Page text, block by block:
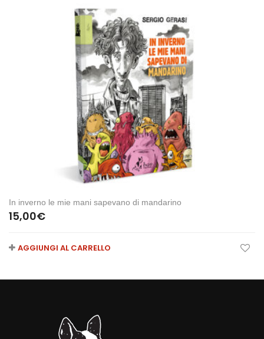
In inverno le mie mani sapevano di mandarino
15,00€
AGGIUNGI AL CARRELLO